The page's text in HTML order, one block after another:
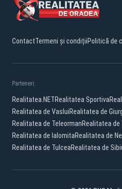
ContactTermeni și condițiiPolitică de
Parteneri:
Realitatea.NETRealitatea Sportiva
Realitatea de VasluiRealitatea de
Realitatea de TeleormanRealitatea de
Realitatea de IalomitaRealitatea de
Realitatea de TulceaRealitatea de